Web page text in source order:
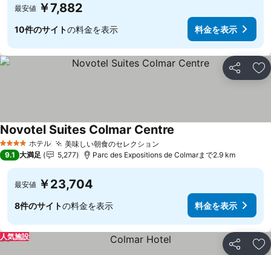
最安値 ￥7,882
10件のサイトの料金を表示 料金を表示
シェア お
4 ホテルのランク
ホテル 美味しい朝食のセレクション
Novotel Suites Colmar Centre
9.1 大満足 5,277 Parc des Expositions de Colmarまで2.9 km
最安値 ￥23,704
8件のサイトの料金を表示 料金を表示
シェア お
人気施設